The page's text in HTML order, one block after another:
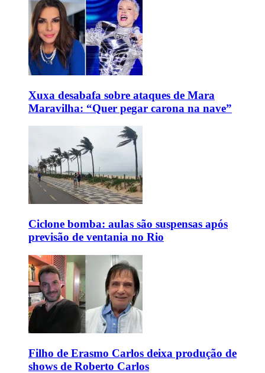
Xuxa desabafa sobre ataques de Mara
Maravilha: “Quer pegar carona na nave”
Ciclone bomba: aulas são suspensas após
previsão de ventania no Rio
Filho de Erasmo Carlos deixa produção de
shows de Roberto Carlos